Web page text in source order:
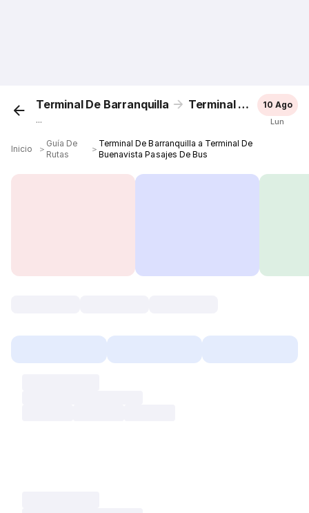
Terminal De Barranquilla Terminal De Buenavista
...
10 Ago
Lun
Inicio ＞
Guía De
Rutas
＞
Terminal De Barranquilla a Terminal De
Buenavista Pasajes De Bus